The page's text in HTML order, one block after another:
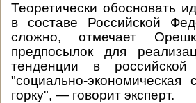
Теоретически обосновать
в составе Российской
сложно, отмечает
предпосылок для
тенденции в
"социально-
горку", — говорит эксперт.